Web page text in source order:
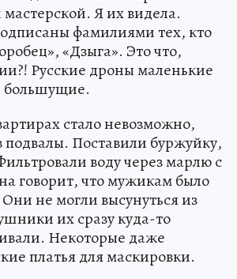
Я их видела.
фамилиями тех, кто
«Дзыга». Это что,
Русские дроны маленькие
большущие.
стало невозможно,
подвалы. Поставили буржуйку,
воду через марлю с
говорит, что мужикам было
не могли высунуться из
их сразу куда-то
Некоторые даже
платья для маскировки.